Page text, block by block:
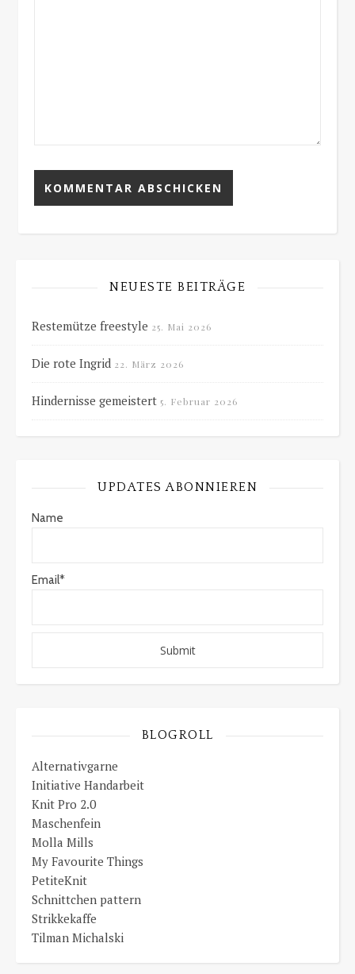
NEUESTE BEITRÄGE
Restemütze freestyle 25. Mai 2026
Die rote Ingrid 22. März 2026
Hindernisse gemeistert 5. Februar 2026
UPDATES ABONNIEREN
Name
Email*
BLOGROLL
Alternativgarne
Initiative Handarbeit
Knit Pro 2.0
Maschenfein
Molla Mills
My Favourite Things
PetiteKnit
Schnittchen pattern
Strikkekaffe
Tilman Michalski